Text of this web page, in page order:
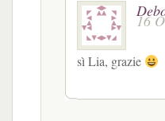
16
sì Lia, grazie